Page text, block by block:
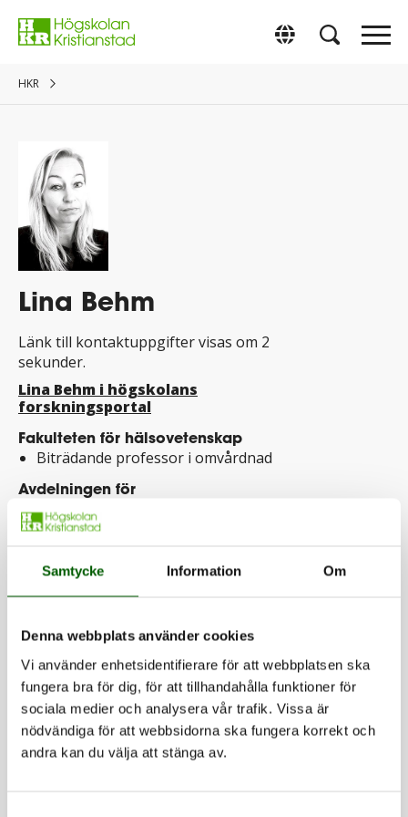
Samtycke Information Om
Denna webbplats använder cookies
Vi använder enhetsidentifierare för att webbplatsen ska
fungera bra för dig, för att tillhandahålla funktioner för
sociala medier och analysera vår trafik. Vissa är
nödvändiga för att webbsidorna ska fungera korrekt och
andra kan du välja att stänga av.
direkt
Switch to
HKR
Lina Behm
Länk till kontaktuppgifter visas om 2
sekunder.
Lina Behm i högskolans
forskningsportal
Fakulteten för hälsovetenskap
Biträdande professor i omvårdnad
Avdelningen för
sjuksköterskeutbildningarna och
integrerad hälsovetenskap
Assessment Research and Education
(PROCARE)
Kristianstad University (FOHRK)
Forskningsplattformen Hälsa i
samverkan